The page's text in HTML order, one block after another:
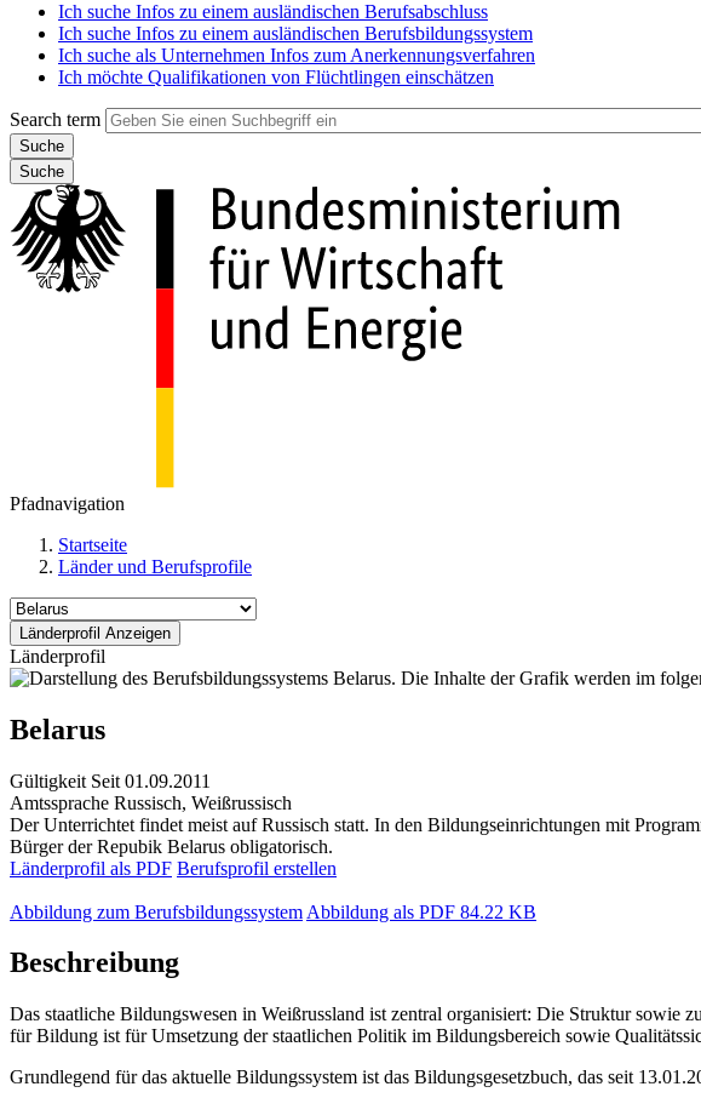
Ich suche Infos zu einem ausländischen Berufsabschluss
Ich suche Infos zu einem ausländischen Berufsbildungssystem
Ich suche als Unternehmen Infos zum Anerkennungsverfahren
Ich möchte Qualifikationen von Flüchtlingen einschätzen
Search term
Suche
Pfadnavigation
Startseite
Länder und Berufsprofile
Länderprofil
Belarus
Gültigkeit Seit 01.09.2011
Amtssprache Russisch, Weißrussisch
Der Unterrichtet findet meist auf Russisch statt. In den Bildungseinrichtungen mit
Bürger der Repubik Belarus obligatorisch.
Länderprofil als PDF Berufsprofil erstellen
Abbildung zum Berufsbildungssystem Abbildung als PDF 84.22 KB
Beschreibung
Das staatliche Bildungswesen in Weißrussland ist zentral organisiert: Die Struktur sowie
für Bildung ist für Umsetzung der staatlichen Politik im Bildungsbereich sowie
Grundlegend für das aktuelle Bildungssystem ist das Bildungsgesetzbuch, das seit